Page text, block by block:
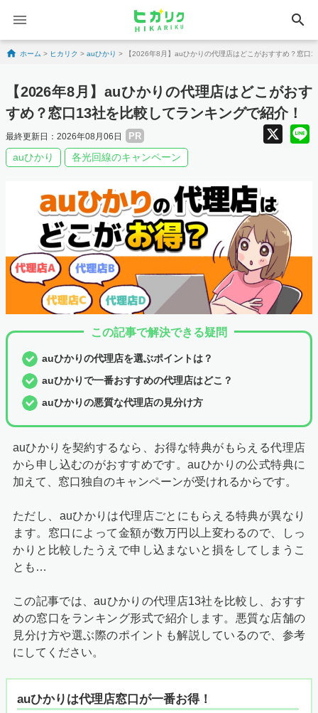
search
Skip to content
ホーム > ヒカリク > auひかり > 【2026年8月】auひかりの代理店はどこがおすすめ？窓口
【2026年8月】auひかりの代理店はどこがおす
すめ？窓口13社を比較してランキングで紹介！
最終更新日：2026年08月06日 PR X
auひかり 各光回線のキャンペーン
この記事で解決できる疑問
auひかりの代理店を選ぶポイントは？
auひかりで一番おすすめの代理店はどこ？
auひかりの悪質な代理店の見分け方
auひかりを契約するなら、お得な特典がもらえる代理店
から申し込むのがおすすめです。auひかりの公式特典に
加えて、窓口独自のキャンペーンが受けれるからです。
ただし、auひかりは代理店ごとにもらえる特典が異なり
ます。窓口によって金額が数万円以上変わるので、しっ
かりと比較したうえで申し込まないと損をしてしまうこ
とも…
この記事では、auひかりの代理店13社を比較し、おすす
めの窓口をランキング形式で紹介します。悪質な店舗の
見分け方や選ぶ際のポイントも解説しているので、参考
にしてください。
auひかりは代理店窓口が一番お得！